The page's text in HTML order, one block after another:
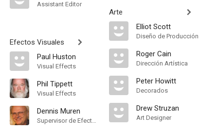
Assistant Editor
Efectos Visuales
Paul Huston
Visual Effects
Phil Tippett
Visual Effects
Dennis Muren
Supervisor de Efectos Visuales
Arte
Elliot Scott
Diseño de Producción
Roger Cain
Dirección Artística
Peter Howitt
Decorados
Drew Struzan
Art Designer